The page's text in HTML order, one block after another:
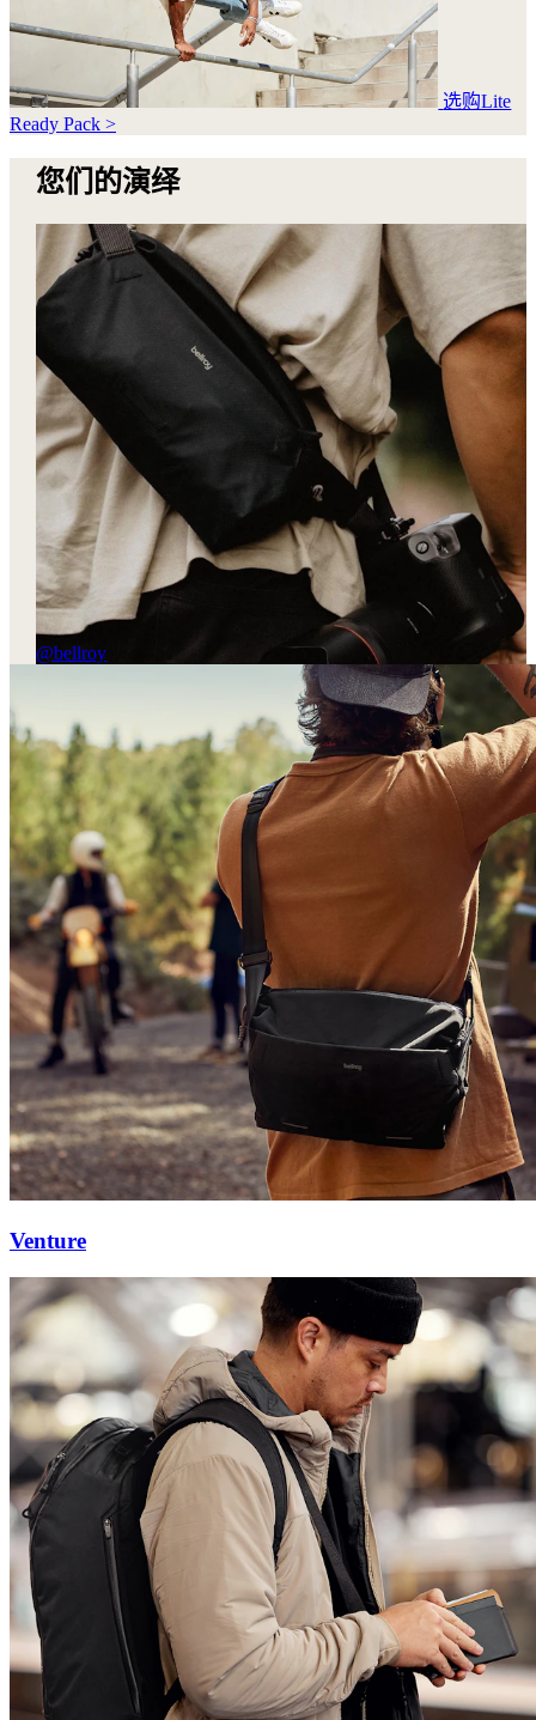
选购Lite
Ready Pack >
您们的演绎
@bellroy
Venture